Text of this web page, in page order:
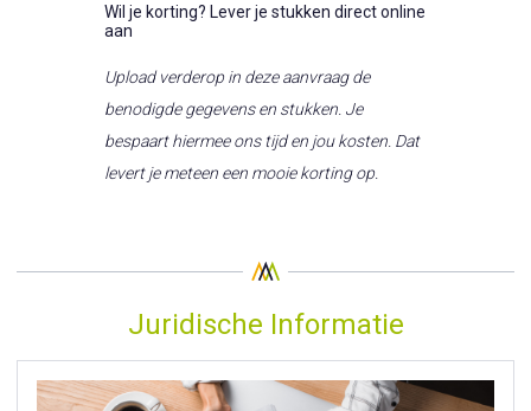
Wil je korting? Lever je stukken direct online
aan
Upload verderop in deze aanvraag de
benodigde gegevens en stukken. Je
bespaart hiermee ons tijd en jou kosten. Dat
levert je meteen een mooie korting op.
Juridische Informatie